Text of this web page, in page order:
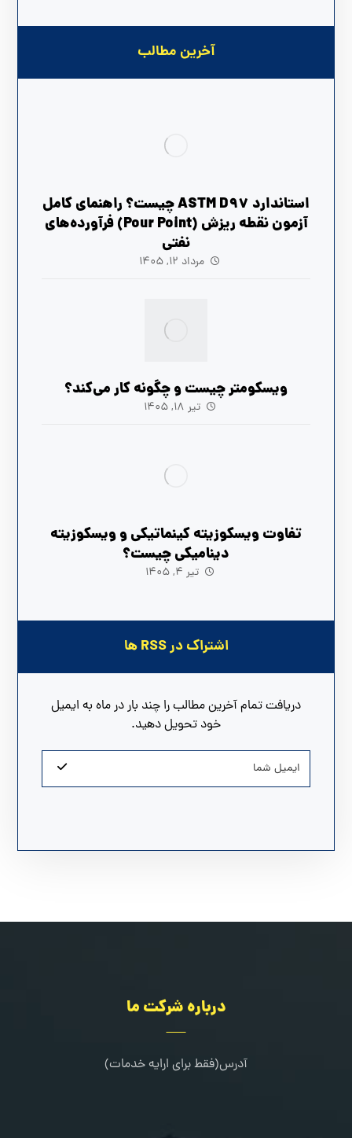
آخرین مطالب
استاندارد ASTM D97 چیست؟ راهنمای کامل
آزمون نقطه ریزش (Pour Point) فرآورده‌های
نفتی
مرداد ۱۲, ۱۴۰۵
ویسکومتر چیست و چگونه کار می‌کند؟
تیر ۱۸, ۱۴۰۵
تفاوت ویسکوزیته کینماتیکی و ویسکوزیته
دینامیکی چیست؟
تیر ۴, ۱۴۰۵
اشتراک در RSS ها
دریافت تمام آخرین مطالب را چند بار در ماه به ایمیل
خود تحویل دهید.
درباره شرکت ما
آدرس(فقط برای ارایه خدمات)